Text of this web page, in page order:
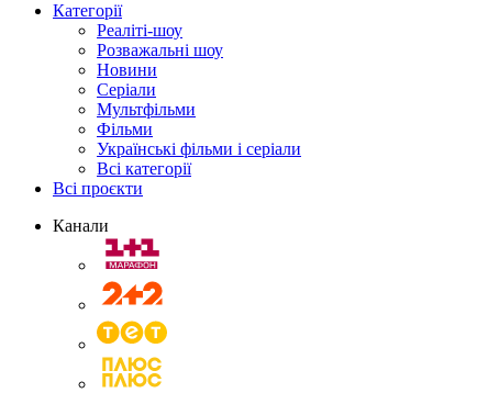
Категорії
Реаліті-шоу
Розважальні шоу
Новини
Серіали
Мультфільми
Фільми
Українські фільми і серіали
Всі категорії
Всі проєкти
Канали